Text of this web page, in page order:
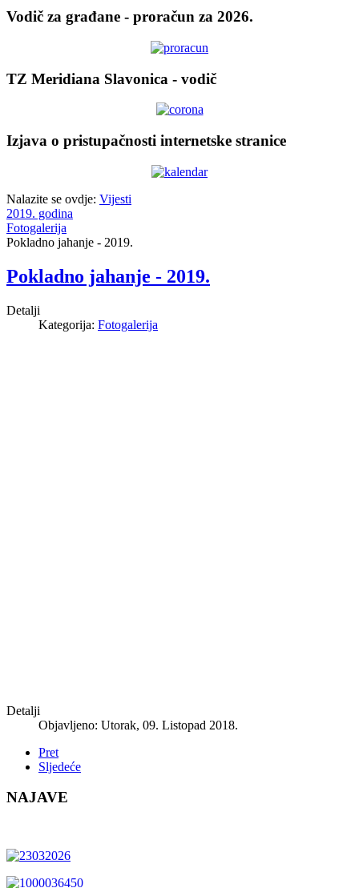
Vodič za građane - proračun za 2026.
TZ Meridiana Slavonica - vodič
Izjava o pristupačnosti internetske stranice
Nalazite se ovdje: Vijesti
2019. godina
Fotogalerija
Pokladno jahanje - 2019.
Pokladno jahanje - 2019.
Detalji
Kategorija: Fotogalerija
Detalji
Objavljeno: Utorak, 09. Listopad 2018.
Pret
Sljedeće
NAJAVE